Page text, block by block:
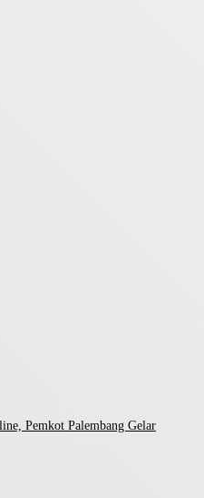
Pemkot Palembang Gelar